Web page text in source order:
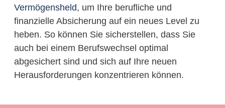
Vermögensheld, um Ihre berufliche und
finanzielle Absicherung auf ein neues Level zu
heben. So können Sie sicherstellen, dass Sie
auch bei einem Berufswechsel optimal
abgesichert sind und sich auf Ihre neuen
Herausforderungen konzentrieren können.